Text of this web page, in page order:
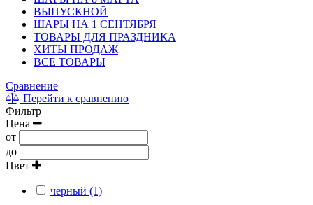
ВЫПУСКНОЙ
ШАРЫ НА 1 СЕНТЯБРЯ
ТОВАРЫ ДЛЯ ПРАЗДНИКА
ХИТЫ ПРОДАЖ
ВСЕ ТОВАРЫ
Сравнение
Перейти к сравнению
Фильтр
Цена
от
до
Цвет
черный (1)